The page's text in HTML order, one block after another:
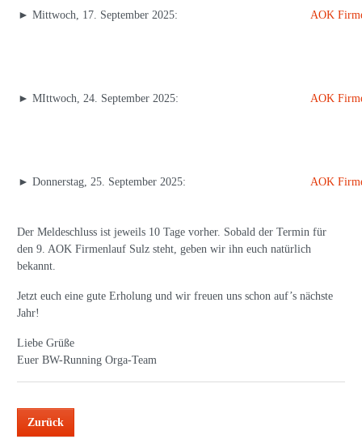
► Mittwoch, 17. September 2025: AOK
► MIttwoch, 24. September 2025: AOK
► Donnerstag, 25. September 2025: AOK
Der Meldeschluss ist jeweils 10 Tage vorher. Sobald der Termin für
den 9. AOK Firmenlauf Sulz steht, geben wir ihn euch natürlich
bekannt.
Jetzt euch eine gute Erholung und wir freuen uns schon auf’s nächste
Jahr!
Liebe Grüße
Euer BW-Running Orga-Team
Zurück